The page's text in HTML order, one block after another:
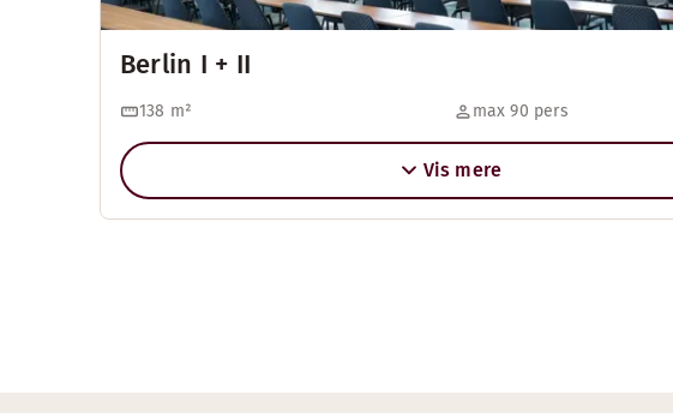
Berlin I + II
138 m² max 90 pers
Vis mere